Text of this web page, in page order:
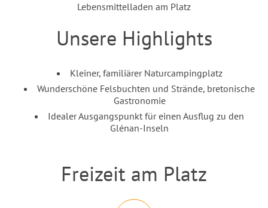
Lebensmittelladen am Platz
Einleitung
Unsere Highlights
Kleiner, familiärer Naturcampingplatz
Wunderschöne Felsbuchten und Strände, bretonische
Gastronomie
Idealer Ausgangspunkt für einen Ausflug zu den
Glénan-Inseln
Einleitung
Freizeit am Platz
Abschnitt für Icons und Features